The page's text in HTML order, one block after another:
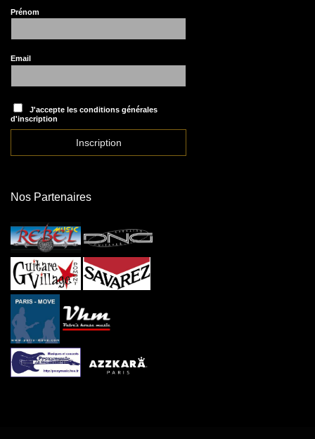
Prénom
Email
J'accepte les conditions générales
d'inscription
Nos Partenaires